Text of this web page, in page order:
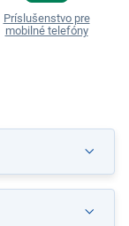
Príslušenstvo pre
mobilné telefóny